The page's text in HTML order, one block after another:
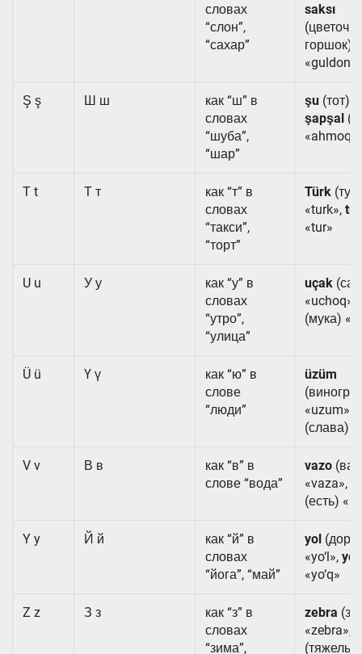
словах
“слон”,
“сахар”
saksı
горшок)
«guldon»
Ş ş Ш ш
как “ш” в
словах
“шуба”,
“шар”
şu (тот)
şapşal
«ahmoq»
T t Т т
как “т” в
словах
“такси”,
“торт”
Türk
«turk», tür
«tur»
U u У у
как “у” в
словах
“утро”,
“улица”
uçak
«uchoq»,
(мука)
Ü ü Ү ү
как “ю” в
слове
“люди”
üzüm
«uzum»,
(слава)
V v В в
как “в” в
слове “вода”
vazo
«vaza»,
(есть)
Y y Й й
как “й” в
словах
“йога”, “май”
yol
«yo‘l», yok
«yo‘q»
Z z З з
как “з” в
словах
“зима”,
zebra
«zebra»,